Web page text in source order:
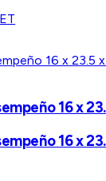
16 x
16 x